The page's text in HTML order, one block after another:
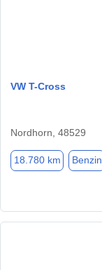
VW T-Cross
Nordhorn, 48529
18.780 km Benzin